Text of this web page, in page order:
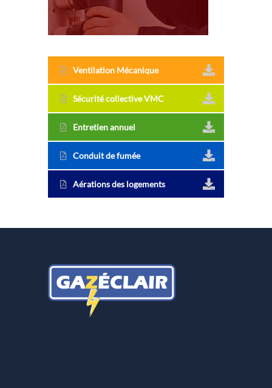
Ventilation Mécanique
Sécurité collective VMC
Entretien annuel
Conduit de fumée
Aérations des logements